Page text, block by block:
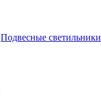
Подвесные светильники